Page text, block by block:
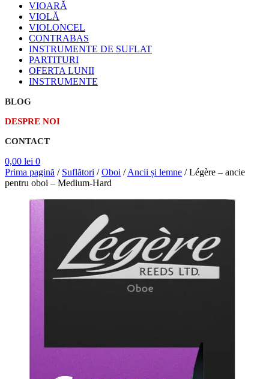
VIOARĂ
VIOLĂ
VIOLONCEL
CONTRABAS
INSTRUMENTE DE SUFLAT
PARTITURI
OFERTA LUNII
INSTRUMENTE
BLOG
DESPRE NOI
CONTACT
0,00 lei 0
Prima pagină / Suflători /Oboi /Ancii și lemne /Légère – ancie
pentru oboi – Medium-Hard